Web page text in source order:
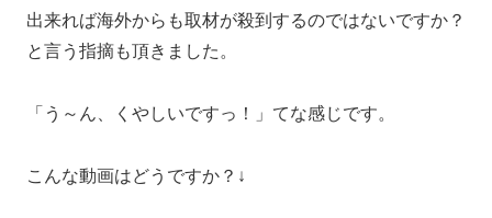
出来れば海外からも取材が殺到するのではないですか？
と言う指摘も頂きました。
「う～ん、くやしいですっ！」てな感じです。
こんな動画はどうですか？↓